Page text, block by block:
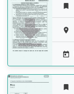




